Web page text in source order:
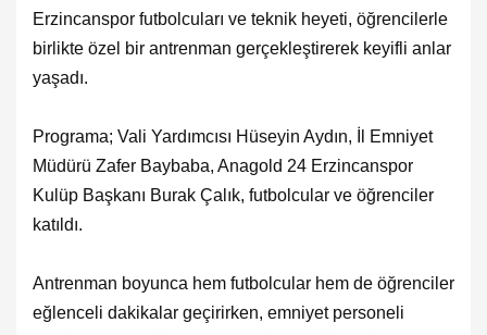
Erzincanspor futbolcuları ve teknik heyeti, öğrencilerle
birlikte özel bir antrenman gerçekleştirerek keyifli anlar
yaşadı.
Programa; Vali Yardımcısı Hüseyin Aydın, İl Emniyet
Müdürü Zafer Baybaba, Anagold 24 Erzincanspor
Kulüp Başkanı Burak Çalık, futbolcular ve öğrenciler
katıldı.
Antrenman boyunca hem futbolcular hem de öğrenciler
eğlenceli dakikalar geçirirken, emniyet personeli